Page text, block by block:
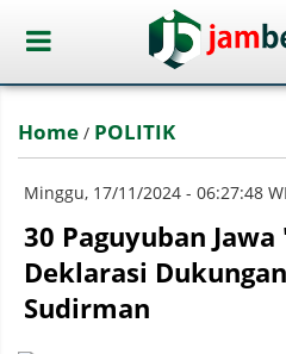
Home / POLITIK
Minggu, 17/11/2024 - 06:27:48
30 Paguyuban
Deklarasi
Sudirman